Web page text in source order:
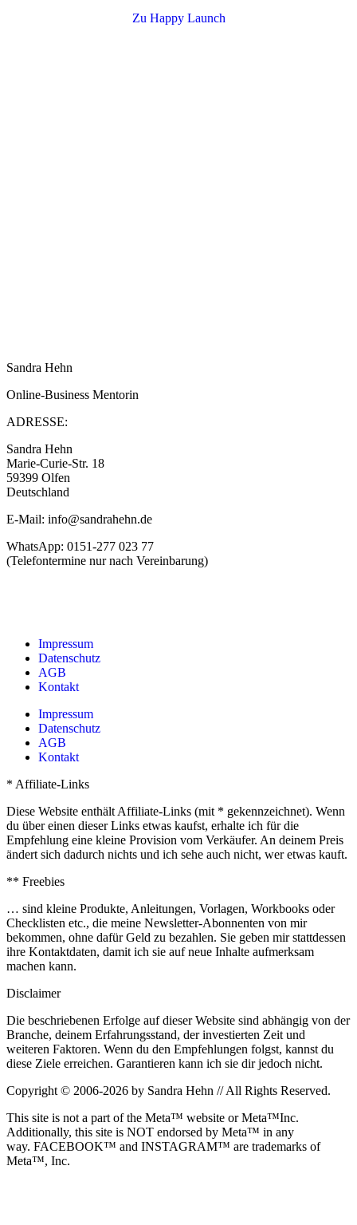
Zu Happy Launch
Sandra Hehn
Online-Business Mentorin
ADRESSE:
Sandra Hehn
Marie-Curie-Str. 18
59399 Olfen
Deutschland
E-Mail: info@sandrahehn.de
WhatsApp: 0151-277 023 77
(Telefontermine nur nach Vereinbarung)
Impressum
Datenschutz
AGB
Kontakt
Impressum
Datenschutz
AGB
Kontakt
* Affiliate-Links
Diese Website enthält Affiliate-Links (mit * gekennzeichnet). Wenn
du über einen dieser Links etwas kaufst, erhalte ich für die
Empfehlung eine kleine Provision vom Verkäufer. An deinem Preis
ändert sich dadurch nichts und ich sehe auch nicht, wer etwas kauft.
** Freebies
… sind kleine Produkte, Anleitungen, Vorlagen, Workbooks oder
Checklisten etc., die meine Newsletter-Abonnenten von mir
bekommen, ohne dafür Geld zu bezahlen. Sie geben mir stattdessen
ihre Kontaktdaten, damit ich sie auf neue Inhalte aufmerksam
machen kann.
Disclaimer
Die beschriebenen Erfolge auf dieser Website sind abhängig von der
Branche, deinem Erfahrungsstand, der investierten Zeit und
weiteren Faktoren. Wenn du den Empfehlungen folgst, kannst du
diese Ziele erreichen. Garantieren kann ich sie dir jedoch nicht.
Copyright © 2006-2026 by Sandra Hehn // All Rights Reserved.
This site is not a part of the Meta™ website or Meta™Inc.
Additionally, this site is NOT endorsed by Meta™ in any
way. FACEBOOK™ and INSTAGRAM™ are trademarks of
Meta™, Inc.